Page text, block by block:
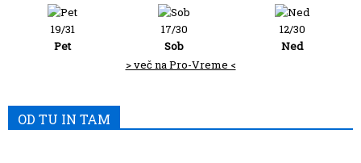
19/31
Pet
17/30
Sob
12/30
Ned
> več na Pro-Vreme <
OD TU IN TAM